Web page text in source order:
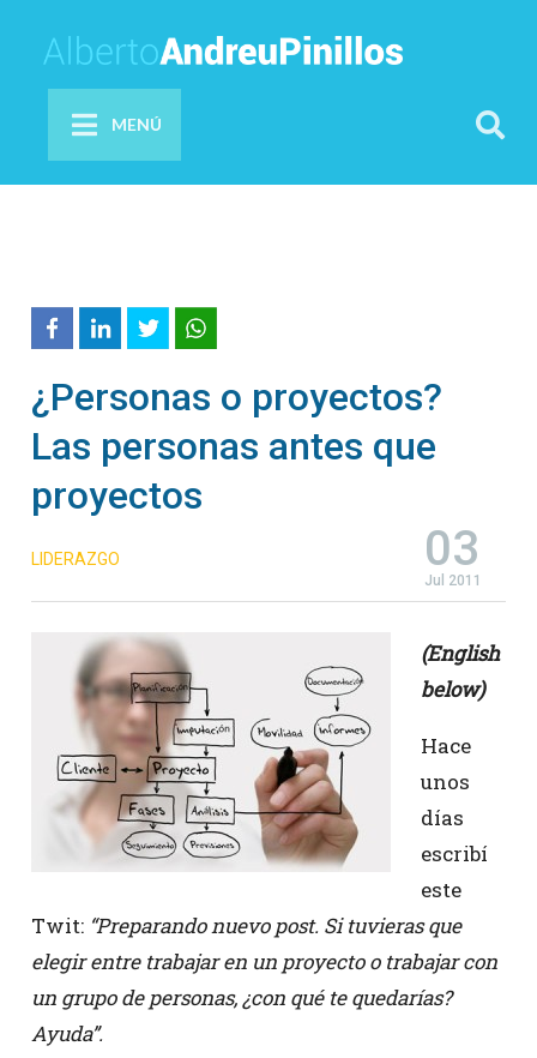
MENÚ
¿Personas o proyectos?
Las personas antes que
proyectos
03
Jul 2011
LIDERAZGO
(English
below)
Hace
unos
días
escribí
este
Twit: “Preparando nuevo post. Si tuvieras que
elegir entre trabajar en un proyecto o trabajar con
un grupo de personas, ¿con qué te quedarías?
Ayuda”.